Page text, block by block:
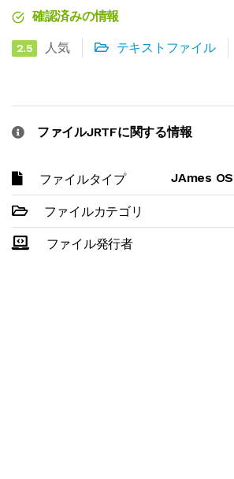
確認済みの情報
2.5 人気 テキストファイル
ファイルJRTFに関する情報
ファイルタイプ JAmes
ファイルカテゴリ
ファイル発行者